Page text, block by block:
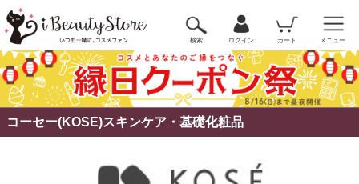
検索 ログイン カート メニュー
コーセー(KOSE)スキンケア・基礎化粧品